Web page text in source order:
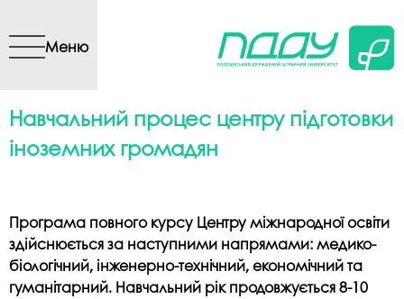
вмісту
Меню
Навчальний процес центру підготовки
іноземних громадян
Програма повного курсу Центру міжнародної освіти
здійснюється за наступними напрямами: медико-
біологічний, інженерно-технічний, економічний та
гуманітарний. Навчальний рік продовжується 8-10